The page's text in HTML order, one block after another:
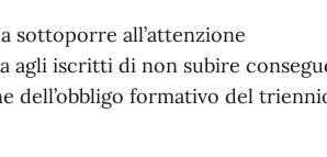
sottoporre all’attenzione
agli iscritti di non subire
dell’obbligo formativo del